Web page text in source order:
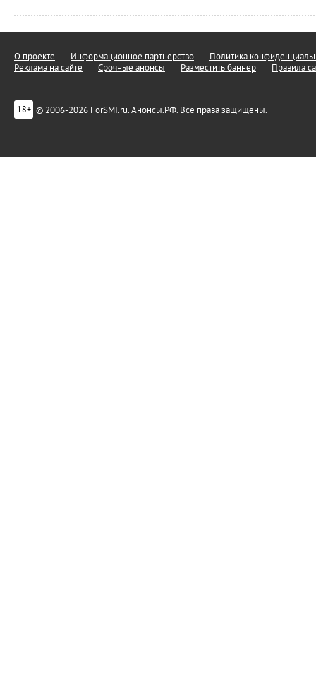
О проекте Информационное партнерство
Политика
Реклама на сайте
Срочные анонсы Разместить баннер Правила
18+ © 2006-2026 ForSMI.ru. Анонсы.РФ. Все права защищены.